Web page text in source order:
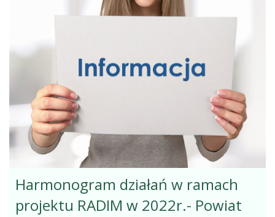
Harmonogram działań w ramach
projektu RADIM w 2022r.- Powiat